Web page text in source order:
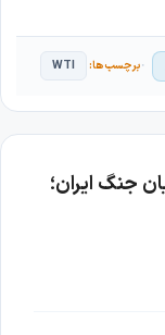
WTI
جنگ ایران؛